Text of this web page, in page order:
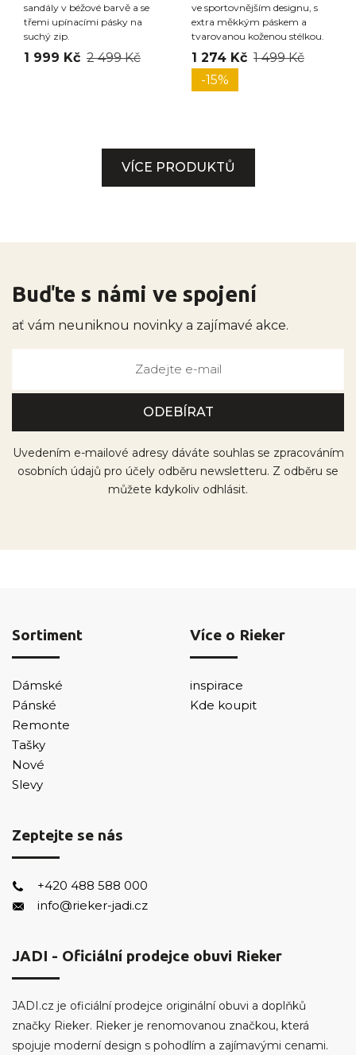
sandály v béžové barvě a se
třemi upínacími pásky na
suchý zip.
1 999 Kč 2 499 Kč
ve sportovnějším designu, s
extra měkkým páskem a
tvarovanou koženou stélkou.
1 274 Kč 1 499 Kč
-15%
VÍCE PRODUKTŮ
Buďte s námi ve spojení
ať vám neuniknou novinky a zajímavé akce.
Uvedením e-mailové adresy dáváte souhlas se zpracováním
osobních údajů pro účely odběru newsletteru. Z odběru se
můžete kdykoliv odhlásit.
Sortiment
Dámské
Pánské
Remonte
Tašky
Nové
Slevy
Více o Rieker
inspirace
Kde koupit
Zeptejte se nás
+420 488 588 000
info@rieker-jadi.cz
JADI - Oficiální prodejce obuvi Rieker
JADI.cz je oficiální prodejce originální obuvi a doplňků
značky Rieker. Rieker je renomovanou značkou, která
spojuje moderní design s pohodlím a zajímavými cenami.